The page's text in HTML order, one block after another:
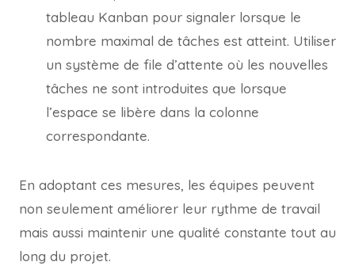
tableau Kanban pour signaler lorsque le
nombre maximal de tâches est atteint. Utiliser
un système de file d’attente où les nouvelles
tâches ne sont introduites que lorsque
l’espace se libère dans la colonne
correspondante.
En adoptant ces mesures, les équipes peuvent
non seulement améliorer leur rythme de travail
mais aussi maintenir une qualité constante tout au
long du projet.